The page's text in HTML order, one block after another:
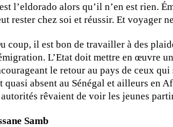
l’eldorado alors qu’il n’en est rien.
rester chez soi et réussir. Et voyager
coup, il est bon de travailler à des
L’Etat doit mettre en œuvre
le retour au pays de ceux
quasi absent au Sénégal et ailleurs en
rêvaient de voir les jeunes
Samb